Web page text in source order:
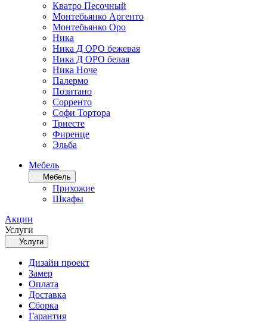
Кватро Песочный
Монтебьянко Аргенто
Монтебьянко Оро
Ника
Ника Д ОРО бежевая
Ника Д ОРО белая
Ника Ноче
Палермо
Позитано
Сорренто
Софи Тортора
Триесте
Фиренце
Эльба
Мебель
Мебель
Прихожие
Шкафы
Акции
Услуги
Услуги
Дизайн проект
Замер
Оплата
Доставка
Сборка
Гарантия